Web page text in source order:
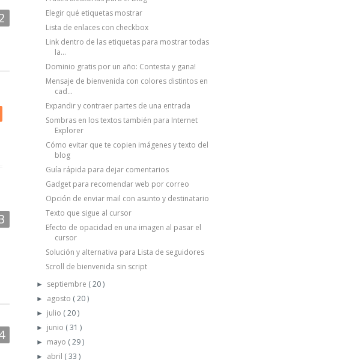
Elegir qué etiquetas mostrar
Lista de enlaces con checkbox
Link dentro de las etiquetas para mostrar todas
la...
Dominio gratis por un año: Contesta y gana!
Mensaje de bienvenida con colores distintos en
cad...
Expandir y contraer partes de una entrada
Sombras en los textos también para Internet
Explorer
Cómo evitar que te copien imágenes y texto del
blog
Guía rápida para dejar comentarios
Gadget para recomendar web por correo
Opción de enviar mail con asunto y destinatario
Texto que sigue al cursor
Efecto de opacidad en una imagen al pasar el
cursor
Solución y alternativa para Lista de seguidores
Scroll de bienvenida sin script
► septiembre ( 20 )
► agosto ( 20 )
► julio ( 20 )
► junio ( 31 )
► mayo ( 29 )
► abril ( 33 )